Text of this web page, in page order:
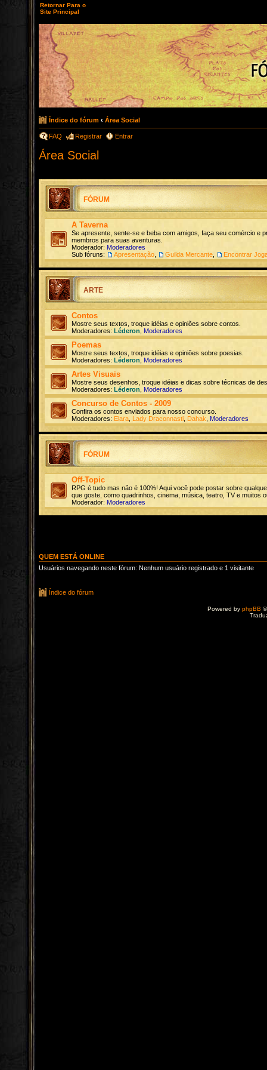
Retornar Para o
Site Principal
Índice do fórum ‹ Área Social
FAQ Registrar Entrar
Área Social
FÓRUM
A Taverna
Se apresente, sente-se e beba com amigos, faça seu comércio e
membros para suas aventuras.
Moderador: Moderadores
Sub fóruns:
Apresentação Guilda Mercante Encontrar
ARTE
Contos
Mostre seus textos, troque idéias e opiniões sobre contos.
Moderadores: Léderon Moderadores
Poemas
Mostre seus textos, troque idéias e opiniões sobre poesias.
Moderadores: Léderon Moderadores
Artes Visuais
Mostre seus desenhos, troque idéias e dicas sobre técnicas de
Moderadores: Léderon Moderadores
Concurso de Contos - 2009
Confira os contos enviados para nosso concurso.
Moderadores: Elara Lady Draconnasti Dahak Moderadores
FÓRUM
Off-Topic
RPG é tudo mas não é 100%! Aqui você pode postar sobre
que goste, como quadrinhos, cinema, música, teatro, TV e muitos
Moderador: Moderadores
QUEM ESTÁ ONLINE
Usuários navegando neste fórum: Nenhum usuário registrado e 1 visitante
Índice do fórum
Powered by phpBB